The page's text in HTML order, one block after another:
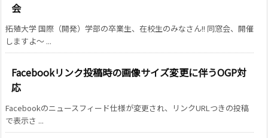
会
拓殖大学 国際（開発）学部の卒業生、在校生のみなさん!! 同窓会、開催
しますよ～ ...
Facebookリンク投稿時の画像サイズ変更に伴うOGP対
応
Facebookのニュースフィード仕様が変更され、リンクURLつきの投稿
で表示さ ...